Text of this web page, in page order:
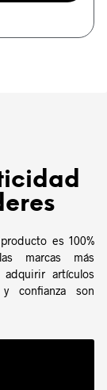
es 100%
marcas más
artículos
confianza son